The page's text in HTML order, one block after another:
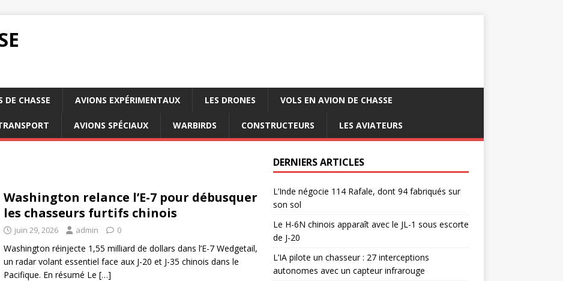
DE CHASSE AVIONS EXPÉRIMENTAUX LES DRONES VOLS EN AVION DE CHASSE
AVIONS SPÉCIAUX WARBIRDS CONSTRUCTEURS LES AVIATEURS
Washington relance l’E-7 pour débusquer
les chasseurs furtifs chinois
juin 29, 2026 admin 0
Washington réinjecte 1,55 milliard de dollars dans l’E-7 Wedgetail,
un radar volant essentiel face aux J-20 et J-35 chinois dans le
Pacifique. En résumé Le […]
DERNIERS ARTICLES
L’Inde négocie 114 Rafale, dont 94 fabriqués sur
son sol
Le H-6N chinois apparaît avec le JL-1 sous escorte
de J-20
L’IA pilote un chasseur : 27 interceptions
autonomes avec un capteur infrarouge